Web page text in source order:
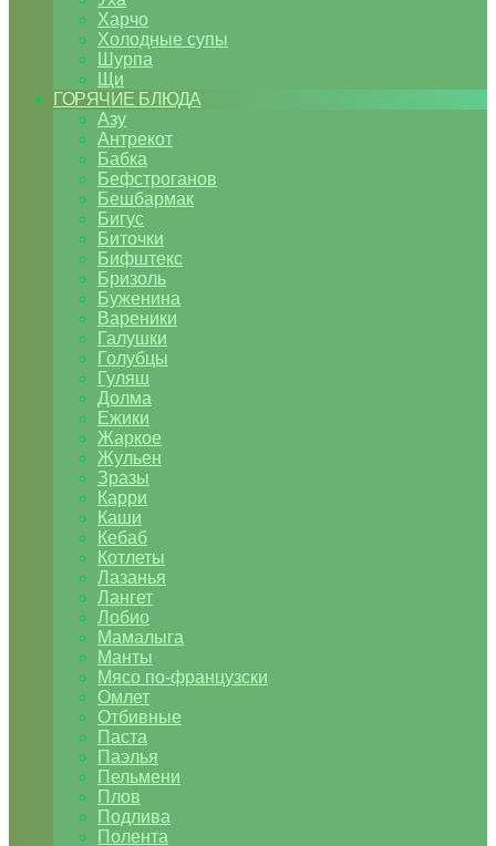
Харчо
Холодные супы
Шурпа
Щи
ГОРЯЧИЕ БЛЮДА
Азу
Антрекот
Бабка
Бефстроганов
Бешбармак
Бигус
Биточки
Бифштекс
Бризоль
Буженина
Вареники
Галушки
Голубцы
Гуляш
Долма
Ежики
Жаркое
Жульен
Зразы
Карри
Каши
Кебаб
Котлеты
Лазанья
Лангет
Лобио
Мамалыга
Манты
Мясо по-французски
Омлет
Отбивные
Паста
Паэлья
Пельмени
Плов
Подлива
Полента